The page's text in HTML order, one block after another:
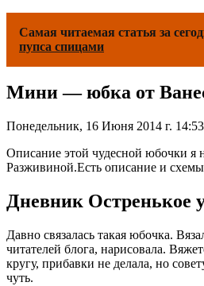
Самая читаемая статья за
пупса спицами
Мини — юбка от
Понедельник, 16 Июня 2014 г.
Описание этой чудесной юбочки я
Разживиной.Есть описание и
Дневник Остренькое
Давно связалась такая юбочка.
читателей блога, нарисовала.
кругу, прибавки не делала, но
чуть.